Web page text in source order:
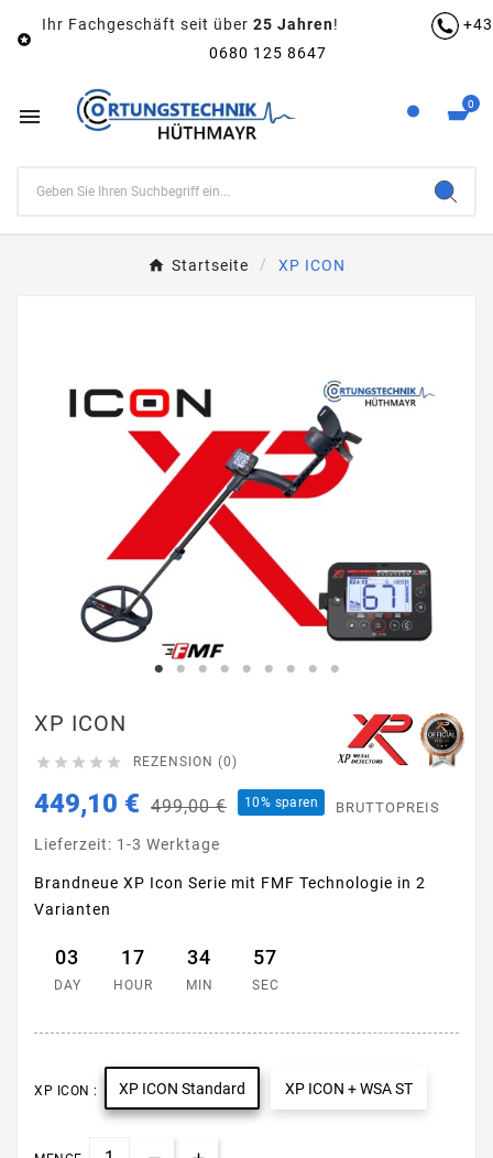

Ihr Fachgeschäft seit über 25 Jahren!
+43
0680 125 8647
 0
Startseite XP ICON
XP ICON
     REZENSION (0)
449,10 € 499,00 € 10% sparen BRUTTOPREIS
Lieferzeit: 1-3 Werktage
Brandneue XP Icon Serie mit FMF Technologie in 2
Varianten
03
DAY
17
HOUR
34
MIN
56
SEC
XP ICON : XP ICON Standard XP ICON + WSA ST